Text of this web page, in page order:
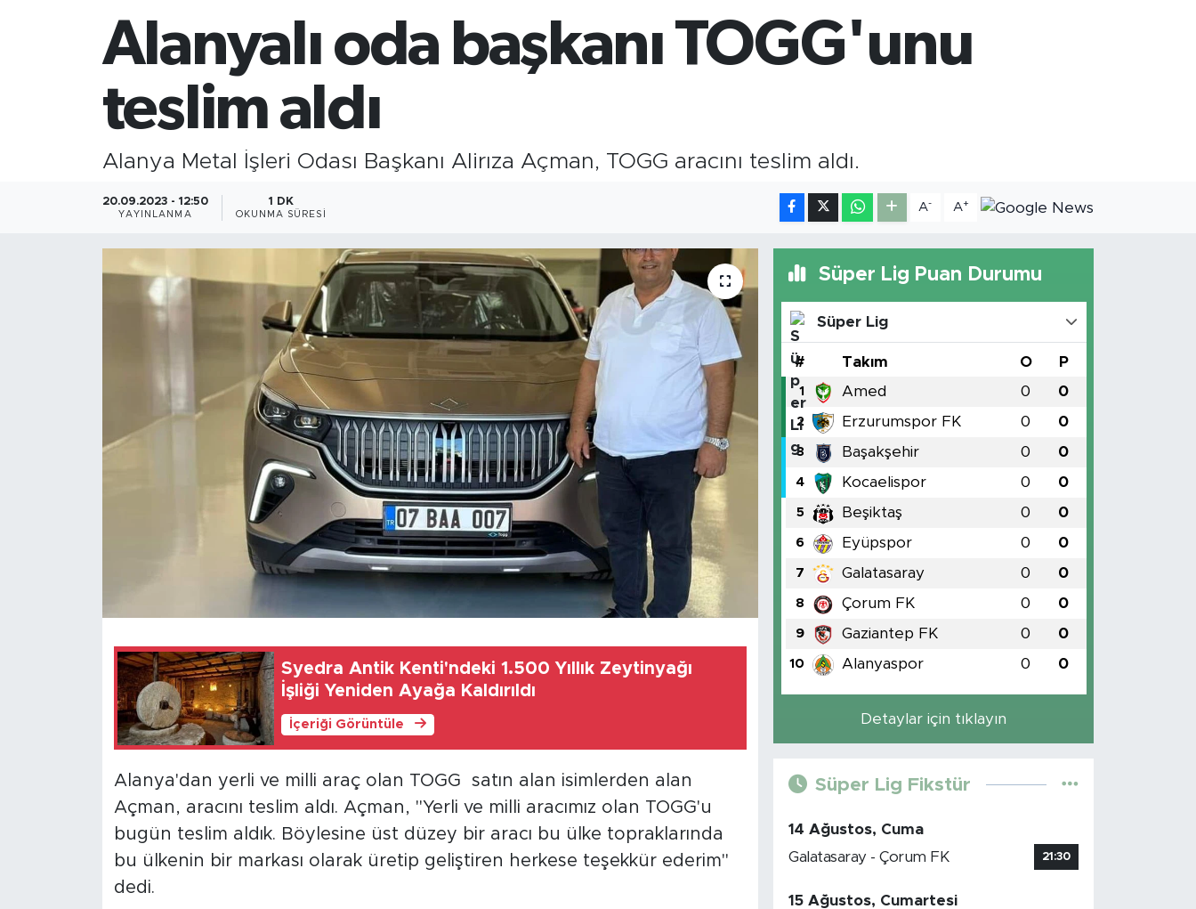
GRAM ALTIN
6660.55
%0.03
BİST100
Alanyalı oda başkanı TOGG'unu
teslim aldı
Alanya Metal İşleri Odası Başkanı Alirıza Açman, TOGG aracını teslim aldı.
20.09.2023 - 12:50
YAYINLANMA
1 DK
OKUNMA SÜRESI
A- A+
Syedra Antik Kenti'ndeki 1.500 Yıllık Zeytinyağı
İşliği Yeniden Ayağa Kaldırıldı
İçeriği Görüntüle
Alanya'dan yerli ve milli araç olan TOGG satın alan isimlerden alan
Açman, aracını teslim aldı. Açman, "Yerli ve milli aracımız olan TOGG'u
bugün teslim aldık. Böylesine üst düzey bir aracı bu ülke topraklarında
bu ülkenin bir markası olarak üretip geliştiren herkese teşekkür ederim"
dedi.
Süper Lig Puan Durumu
Süper Lig
# Takım O P
1 Amed 0 0
2 Erzurumspor FK 0 0
3 Başakşehir 0 0
4 Kocaelispor 0 0
5 Beşiktaş 0 0
6 Eyüpspor 0 0
7 Galatasaray 0 0
8 Çorum FK 0 0
9 Gaziantep FK 0 0
10 Alanyaspor 0 0
Detaylar için tıklayın
Süper Lig Fikstür
14 Ağustos, Cuma
Galatasaray - Çorum FK
21:30
15 Ağustos, Cumartesi
Gazipaşa
Gündem
İnşaat-Emlak
Kültür-Sanat